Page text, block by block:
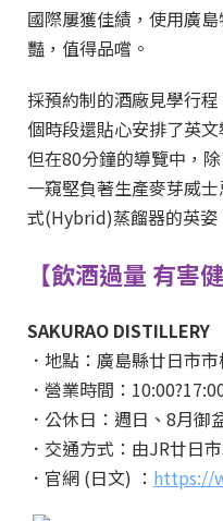
國際屢獲佳績，使用廣
豔，值得品嚐。
採預約制的酒廠見學行
個時段還貼心安排了英
但在80分鐘的導覽中，
一窺堅負著生產麥芽威
式(Hybrid)蒸餾器的英姿
【飲酒過量 有害
SAKURAO DISTILLERY
．地點：廣島縣廿日市
．營業時間：
．公休日：週日、8月御
．交通方式：由JR廿日
．官網 (日文) ： https://